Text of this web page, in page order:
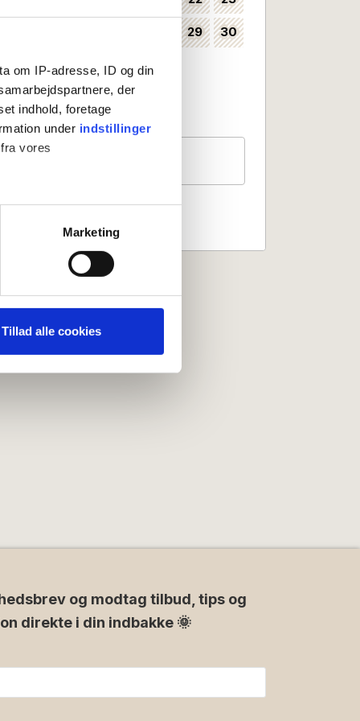
om IP-adresse, ID og din
der
indhold, foretage
under indstillinger
vores
og til at analysere
for sociale medier,
Marketing
Tillad alle cookies
29 30
31
Kan vælges som ankomstdag
Ankomst ikke mulig
Gæster
og modtag tilbud, tips og
direkte i din indbakke 🌞